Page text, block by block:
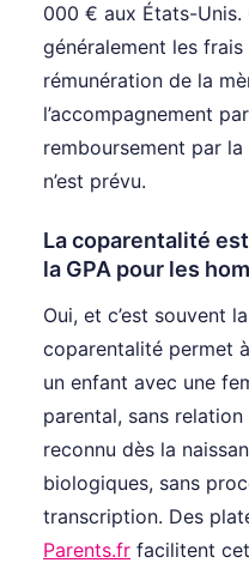
000 € aux États-Unis.
généralement les
rémunération de la
l’accompagnement
remboursement par
n’est prévu.
La coparentalité
la GPA pour les
Oui, et c’est souvent
coparentalité permet
un enfant avec une
parental, sans relation
reconnu dès la
biologiques, sans
transcription. Des
Parents.fr facilitent